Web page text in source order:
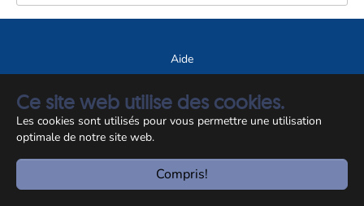
Ce site web utilise des cookies.
Les cookies sont utilisés pour vous permettre une utilisation
optimale de notre site web.
Compris!
Aide
Notice légale
© CCSS 2026